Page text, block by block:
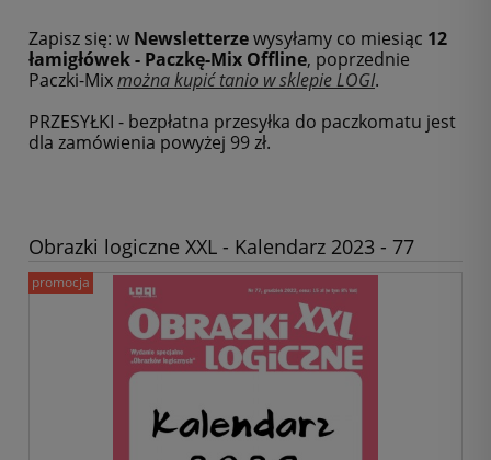
Zapisz się: w Newsletterzewysyłamy co miesiąc 12
łamigłówek - Paczkę-Mix Offline, poprzednie
Paczki-Mixmożna kupić tanio w sklepie LOGI.
PRZESYŁKI - bezpłatna przesyłka do paczkomatu jest
dla zamówienia powyżej 99 zł.
Obrazki logiczne XXL - Kalendarz 2023 - 77
promocja